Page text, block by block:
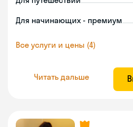
Для начинающих - премиум
Все услуги и цены (4)
Читать дальше